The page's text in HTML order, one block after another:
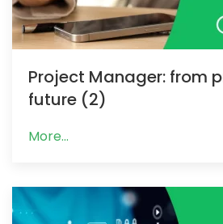
Project Manager: from
future (2)
More...